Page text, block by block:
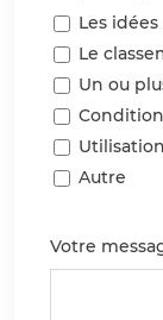
Les
Le
Un ou
Autre
Votre